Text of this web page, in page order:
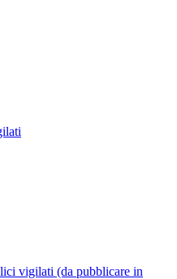
vigilati (da pubblicare in